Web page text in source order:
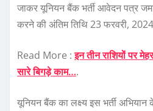
जाकर यूनियन बैंक भर्ती आवेदन पत्र
करने की अंतिम तिथि 23 फरवरी,
Read More :इन तीन राशियों पर
सारे बिगड़े काम….
यूनियन बैंक का लक्ष्य इस भर्ती